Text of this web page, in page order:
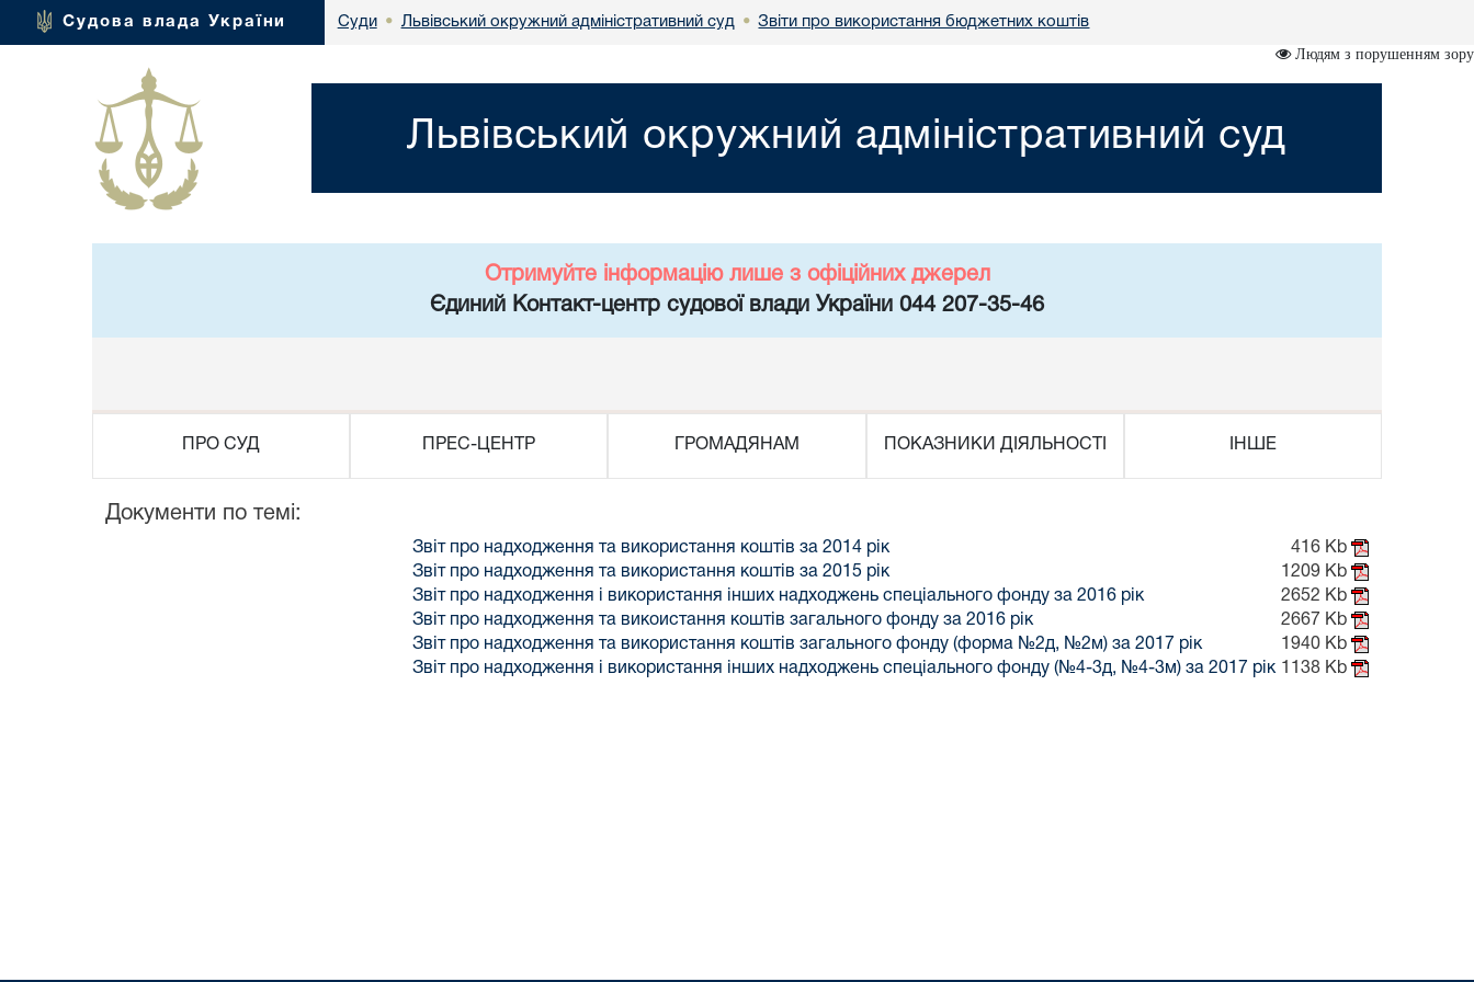
Судова влада України Суди • Львівський окружний адміністративний суд • Звіти про використання бюджетних коштів
Людям з порушенням зору
Львівський окружний адміністративний суд
Отримуйте інформацію лише з офіційних джерел
Єдиний Контакт-центр судової влади України 044 207-35-46
ПРО СУД ПРЕС-ЦЕНТР ГРОМАДЯНАМ ПОКАЗНИКИ ДІЯЛЬНОСТІ ІНШЕ
Документи по темі:
Звіт про надходження та використання коштів за 2014 рік
416 Kb
Звіт про надходження та використання коштів за 2015 рік
1209 Kb
Звіт про надходження і використання інших надходжень спеціального фонду за 2016 рік
2652 Kb
Звіт про надходження та викоистання коштів загального фонду за 2016 рік
2667 Kb
Звіт про надходження та використання коштів загального фонду (форма №2д, №2м) за 2017 рік
1940 Kb
Звіт про надходження і використання інших надходжень спеціального фонду (№4-3д, №4-3м) за 2017 рік 1138 Kb